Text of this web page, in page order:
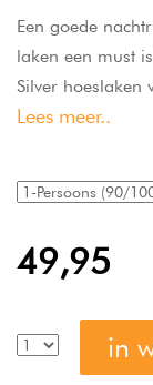
Een goede
laken een must
Silver hoeslaken
gecertificeerd
sterke
De stof is
en heerlijk
gecertificeerd
zacht en heeft
Lees meer..
49,95
in